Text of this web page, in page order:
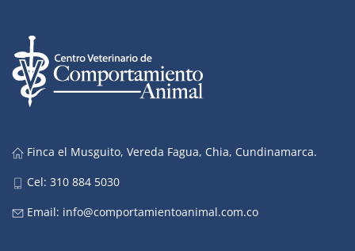
Finca el Musguito, Vereda Fagua, Chia, Cundinamarca.
Cel: 310 884 5030
Email: info@comportamientoanimal.com.co